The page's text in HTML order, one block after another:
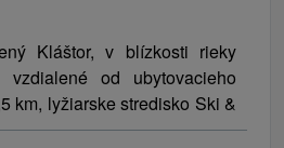
atrakcia. Červený
vyhľadavané miesto s
okolitú prírodu a poskytuje
oddych v podobe turistiky
na Tri Koruny, hrebeňové
Kláštor, v blízkosti rieky
od ubytovacieho
km, lyžiarske stredisko Ski &
20 km a mesto Stará